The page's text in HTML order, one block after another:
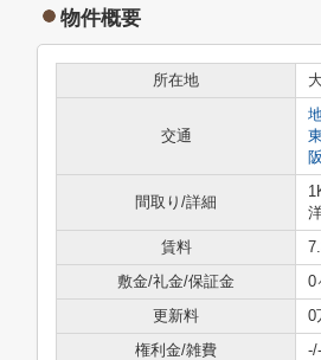
物件概要
所在地
交通
間取り/詳細
賃料
敷金/礼金/保証金
0
更新料
0
権利金/雑費
-/-